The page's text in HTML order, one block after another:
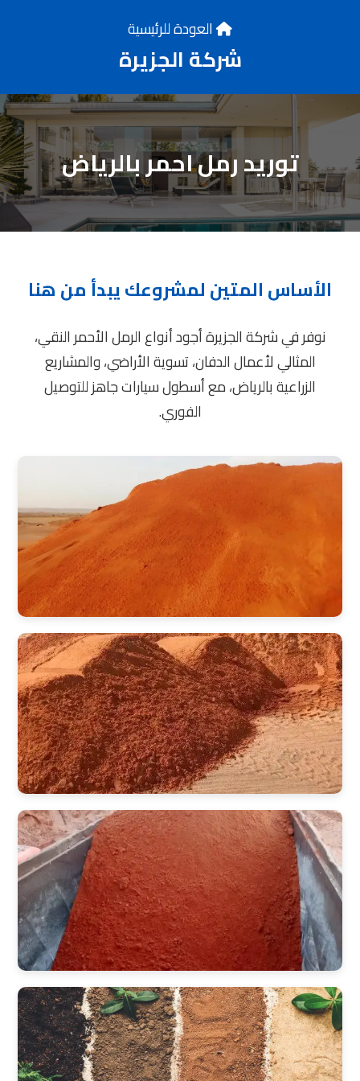
العودة للرئيسية
شركة الجزيرة
توريد رمل احمر بالرياض
الأساس المتين لمشروعك يبدأ من هنا
نوفر في شركة الجزيرة أجود أنواع الرمل الأحمر النقي،
المثالي لأعمال الدفان، تسوية الأراضي، والمشاريع
الزراعية بالرياض، مع أسطول سيارات جاهز للتوصيل
الفوري.